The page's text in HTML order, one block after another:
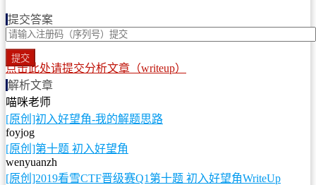
提交答案
提交
点击此处请提交分析文章（writeup）
解析文章
喵咪老师
[原创]初入好望角-我的解题思路
foyjog
[原创]第十题 初入好望角
wenyuanzh
[原创]2019看雪CTF晋级赛Q1第十题 初入好望角WriteUp